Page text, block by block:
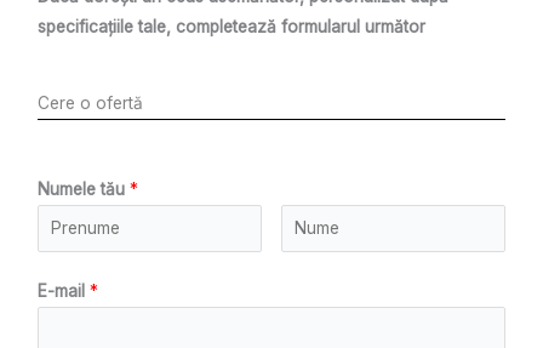
specificațiile tale, completează formularul următor
Cere o ofertă
Numele tău*
E-mail*